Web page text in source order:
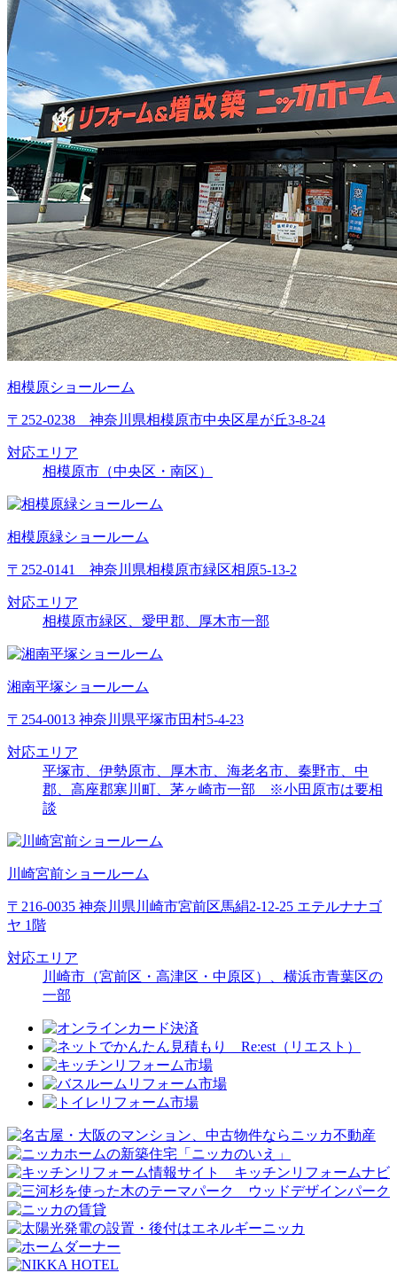
相模原ショールーム
〒252-0238 神奈川県相模原市中央区星が丘3-8-24
対応エリア
相模原市（中央区・南区）
相模原緑ショールーム
〒252-0141 神奈川県相模原市緑区相原5-13-2
対応エリア
相模原市緑区、愛甲郡、厚木市一部
湘南平塚ショールーム
〒254-0013 神奈川県平塚市田村5-4-23
対応エリア
平塚市、伊勢原市、厚木市、海老名市、秦野市、中
郡、高座郡寒川町、茅ヶ崎市一部 ※小田原市は要相
談
川崎宮前ショールーム
〒216-0035 神奈川県川崎市宮前区馬絹2-12-25 エテルナナゴ
ヤ 1階
対応エリア
川崎市（宮前区・高津区・中原区）、横浜市青葉区の
一部